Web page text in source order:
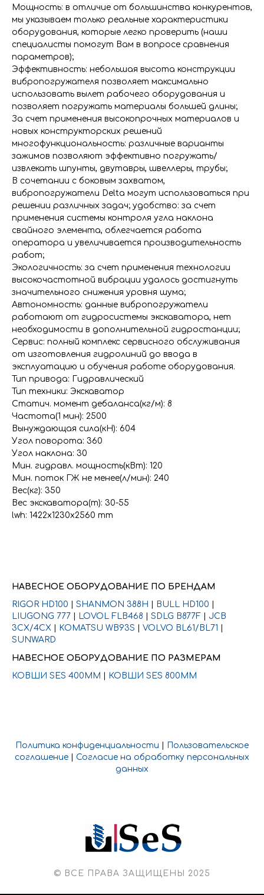
Мощность: в отличие от большинства конкурентов,
мы указываем только реальные характеристики
оборудования, которые легко проверить (наши
специалисты помогут Вам в вопросе сравнения
параметров);
Эффективность: небольшая высота конструкции
вибропогружателя позволяет максимально
использовать вылет рабочего оборудования и
позволяет погружать материалы большей длины;
За счет применения высокопрочных материалов и
новых конструкторских решений
многофункциональность: различные варианты
зажимов позволяют эффективно погружать/
извлекать шпунты, двутавры, швеллеры, трубы;
В сочетании с боковым захватом,
вибропогружатели Delta могут использоваться при
решении различных задач; удобство: за счет
применения системы контроля угла наклона
свайного элемента, облегчается работа
оператора и увеличивается производительность
работ;
Экологичность: за счет применения технологии
высокочастотной вибрации удалось достигнуть
значительного снижения уровня шума;
Автономность: данные вибропогружатели
работают от гидросистемы экскаватора, нет
необходимости в дополнительной гидростанции;
Сервис: полный комплекс сервисного обслуживания
от изготовления гидролиний до ввода в
эксплуатацию и обучения работе оборудования.
Тип привода: Гидравлический
Тип техники: Экскаватор
Статич. момент дебаланса(кг/м): 8
Частота(1 мин): 2500
Вынуждающая сила(кН): 604
Угол поворота: 360
Угол наклона: 30
Мин. гидравл. мощность(кВт): 120
Мин. поток ГЖ не менее(л/мин): 240
Вес(кг): 350
Вес экскаватора(т): 30-55
lwh: 1422x1230x2560 mm
НАВЕСНОЕ ОБОРУДОВАНИЕ ПО БРЕНДАМ
RIGOR HD100
SHANMON 388H BULL HD100
LIUGONG 777
LOVOL FLB468 SDLG B877F
JCB
3CX/4CX
KOMATSU WB93S VOLVO BL61/BL71
SUNWARD
НАВЕСНОЕ ОБОРУДОВАНИЕ ПО РАЗМЕРАМ
КОВШИ SES 400ММ
КОВШИ SES 800ММ
Политика конфиденциальности
Пользовательское
соглашение
Согласие на обработку персональных
данных
© ВСЕ ПРАВА ЗАЩИЩЕНЫ 2025